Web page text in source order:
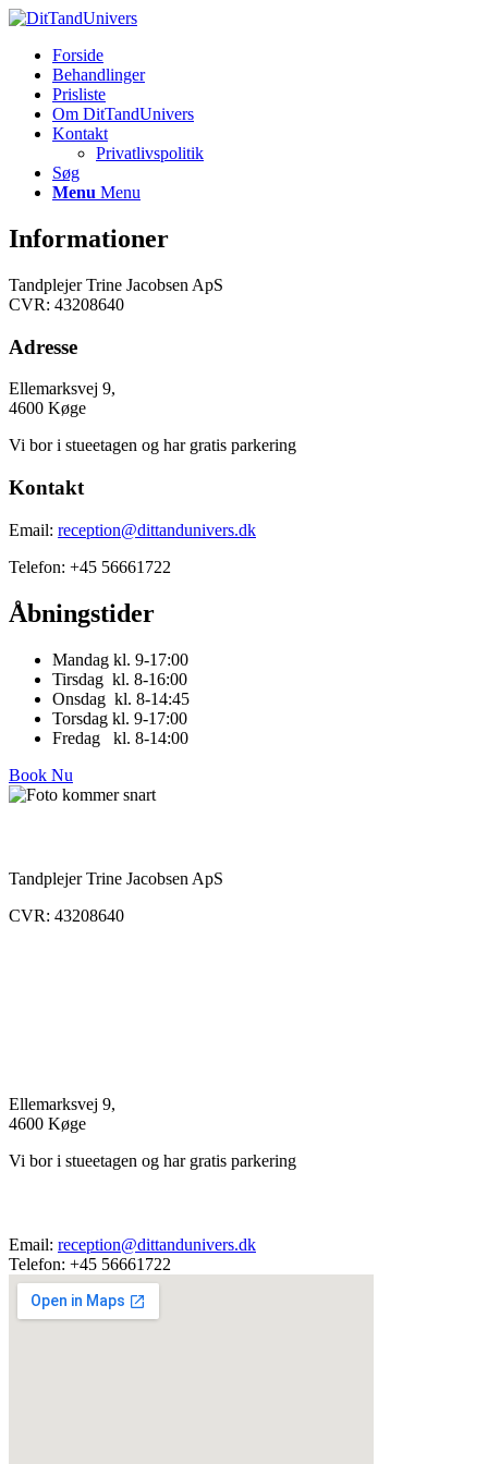
Forside
Behandlinger
Prisliste
Om DitTandUnivers
Kontakt
Privatlivspolitik
Søg
Menu Menu
Informationer
Tandplejer Trine Jacobsen ApS
CVR: 43208640
Adresse
Ellemarksvej 9,
4600 Køge
Vi bor i stueetagen og har gratis parkering
Kontakt
Email: reception@dittandunivers.dk
Telefon: +45 56661722
Åbningstider
Mandag kl. 9-17:00
Tirsdag kl. 8-16:00
Onsdag kl. 8-14:45
Torsdag kl. 9-17:00
Fredag kl. 8-14:00
Book Nu
Tandplejer Trine Jacobsen ApS
CVR: 43208640
Ellemarksvej 9,
4600 Køge
Vi bor i stueetagen og har gratis parkering
Email: reception@dittandunivers.dk
Telefon: +45 56661722